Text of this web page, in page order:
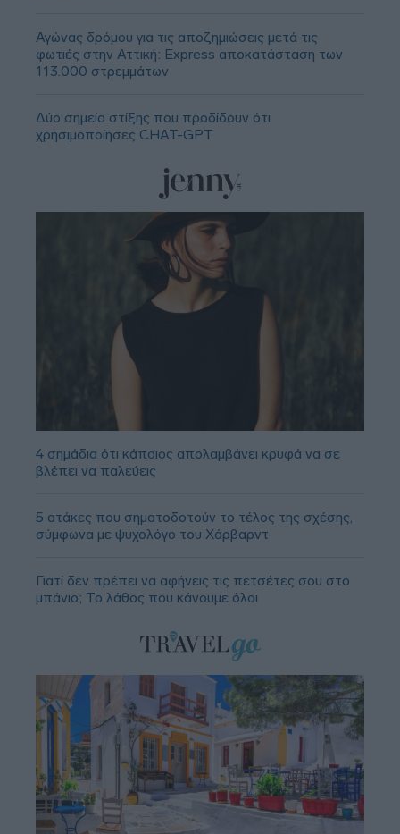
Αγώνας δρόμου για τις αποζημιώσεις μετά τις
φωτιές στην Αττική: Express αποκατάσταση των
113.000 στρεμμάτων
Δύο σημείο στίξης που προδίδουν ότι
χρησιμοποίησες CHAT-GPT
4 σημάδια ότι κάποιος απολαμβάνει κρυφά να σε
βλέπει να παλεύεις
5 ατάκες που σηματοδοτούν το τέλος της σχέσης,
σύμφωνα με ψυχολόγο του Χάρβαρντ
Γιατί δεν πρέπει να αφήνεις τις πετσέτες σου στο
μπάνιο; Το λάθος που κάνουμε όλοι